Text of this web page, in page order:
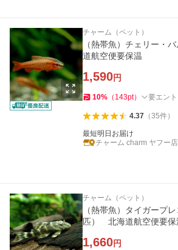
チャーム（ペット）
（熱帯魚）チェリー・
道航空便要保温
1,590円
10% （ 143pt） 要エン
4.37（35件）
最短明日お届け
チャーム charm ヤフー店
チャーム（ペット）
（熱帯魚）タイガープ
匹） 北海道航空便要保
1,660円